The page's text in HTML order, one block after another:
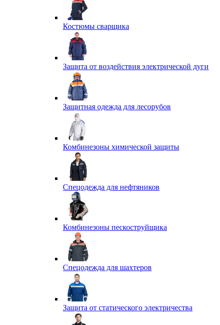
Костюмы сварщика
Защита от воздействия электрической дуги
Защитная одежда для лесорубов
Комбинезоны химической защиты
Спецодежда для нефтяников
Комбинезоны пескоструйщика
Спецодежда для шахтеров
Защита от статического электричества